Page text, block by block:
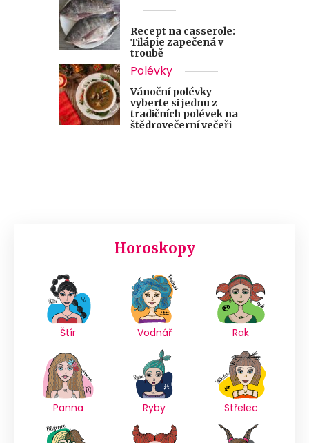
Recept na casserole:
Tilápie zapečená v
troubě
Polévky
Vánoční polévky –
vyberte si jednu z
tradičních polévek na
štědrovečerní večeři
Horoskopy
Štír Vodnář Rak
Panna Ryby Střelec